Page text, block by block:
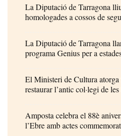
La Diputació de Tarragona
homologades a cossos de
La Diputació de Tarragona
programa Genius per a
El Ministeri de Cultura
restaurar l’antic col·legi de
Amposta celebra el 88è
l’Ebre amb actes